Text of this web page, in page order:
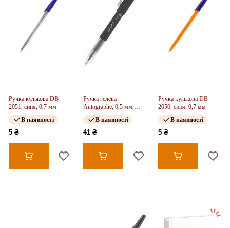
Ручка кулькова DB
2051, синя, 0,7 мм
В наявності
5 ₴
Ручка гелева
Autographe, 0,5 мм,
чорна
В наявності
41 ₴
Ручка кулькова DB
2050, синя, 0,7 мм
В наявності
5 ₴